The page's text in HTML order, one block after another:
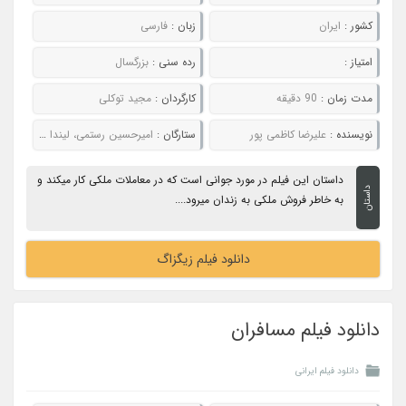
کشور : ایران زبان : فارسی
امتیاز : رده سنی : بزرگسال
مدت زمان : 90 دقیقه کارگردان : مجید توکلی
نویسنده :علیرضا کاظمی پور ستارگان : امیرحسین رستمی، لیندا کیانی، مجید مظفری،
داستان
داستان این فیلم در مورد جوانی است که در معاملات ملکی کار میکند و
به خاطر فروش ملکی به زندان میرود....
دانلود فیلم زیگزاگ
دانلود فیلم مسافران
دانلود فیلم ایرانی